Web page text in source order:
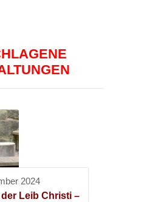
2024
Leib Christi –